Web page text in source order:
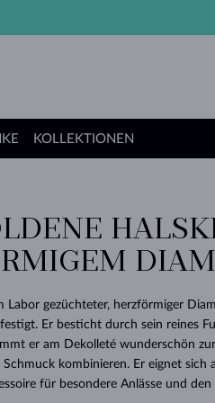
RICHTIGEN
LIEBE
GELBGOLD
ROSÉGOLD
ANGEBOT
TANSANITE
TOPASE
TURMALINE
MOLDAVITE
BABY-OHRRINGE
HOCHZEITSOHRRINGE
SCHÖN
TURMALINE
MOLDAVITE
MINERALKETTEN
PERLEN ANHÄNGER
WEISSGOLD
GELBGOLD
SIMPLEN
DINGE
PERLEN
SAPHIRE
SMARAGDE
MOLDAVITE
MINERALIEN
HOCHZEITSSCHMUCK
GELBGOLD
KLENOTA
SCHENKEN
KOLLEKTIONEN
Labor gezüchteter, herzförmiger
Er besticht durch sein reines
er am Dekolleté wunderschön
kombinieren. Er eignet sich
für besondere Anlässe und den